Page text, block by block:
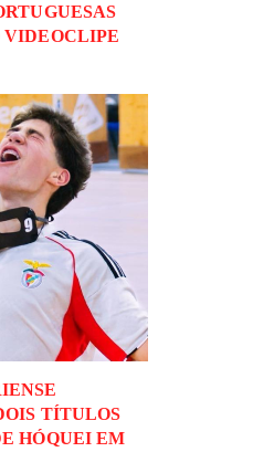
VIDEOCLIPE
TÍTULOS
HÓQUEI EM